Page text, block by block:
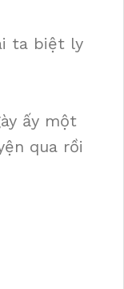
ta biệt ly
ấy một
qua rồi